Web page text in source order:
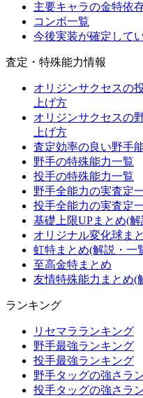
主要キャラの金特依
コンボ一覧
今後実装が確定して
査定・特殊能力情報
オリジンサクセスの
上げ方
オリジンサクセスの
上げ方
査定効率の良い野手
野手の特殊能力一覧
投手の特殊能力一覧
野手全能力の実査定
投手全能力の実査定
基礎上限UPまとめ(
オリジナル変化球ま
虹特まとめ(解説・一
至高金特まとめ
友情特殊能力まとめ(
ランキング
リセマラランキング
野手最強ランキング
投手最強ランキング
野手タッグの強さラ
投手タッグの強さラ